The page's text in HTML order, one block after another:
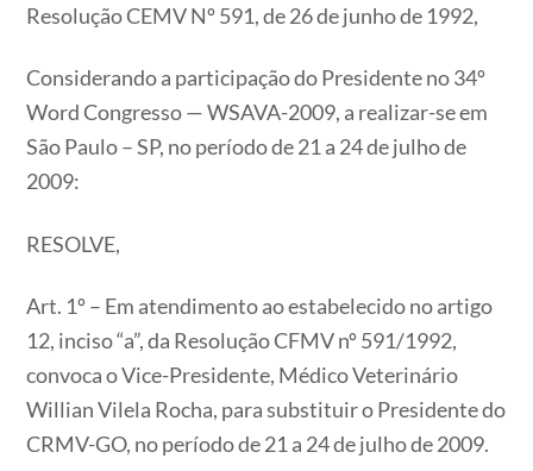
Resolução CEMV Nº 591, de 26 de junho de 1992,
Considerando a participação do Presidente no 34º
Word Congresso — WSAVA-2009, a realizar-se em
São Paulo – SP, no período de 21 a 24 de julho de
2009:
RESOLVE,
Art. 1º – Em atendimento ao estabelecido no artigo
12, inciso “a”, da Resolução CFMV nº 591/1992,
convoca o Vice-Presidente, Médico Veterinário
Willian Vilela Rocha, para substituir o Presidente do
CRMV-GO, no período de 21 a 24 de julho de 2009.